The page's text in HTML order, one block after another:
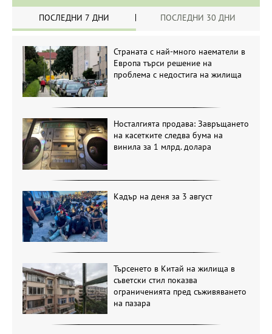
ПОСЛЕДНИ 7 ДНИ ПОСЛЕДНИ 30 ДНИ
Страната с най-много наематели в
Европа търси решение на
проблема с недостига на жилища
Носталгията продава: Завръщането
на касетките следва бума на
винила за 1 млрд. долара
Кадър на деня за 3 август
Търсенето в Китай на жилища в
съветски стил показва
ограниченията пред съживяването
на пазара